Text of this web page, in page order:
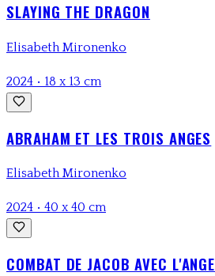
SLAYING THE DRAGON
Elisabeth Mironenko
2024 • 18 x 13 cm
ABRAHAM ET LES TROIS ANGES
Elisabeth Mironenko
2024 • 40 x 40 cm
COMBAT DE JACOB AVEC L'ANGE